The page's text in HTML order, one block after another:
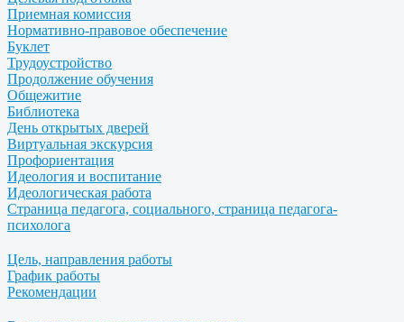
Приемная комиссия
Нормативно-правовое обеспечение
Буклет
Трудоустройство
Продолжение обучения
Общежитие
Библиотека
День открытых дверей
Виртуальная экскурсия
Профориентация
Идеология и воспитание
Идеологическая работа
Страница педагога, социального, страница педагога-
психолога
Цель, направления работы
График работы
Рекомендации